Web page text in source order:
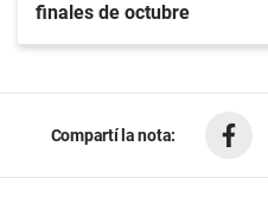
finales de octubre
Compartí la nota: